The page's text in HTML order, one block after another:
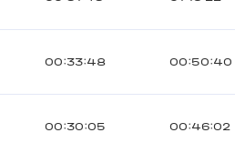
00:33:48 00:50:40
00:30:05 00:46:02